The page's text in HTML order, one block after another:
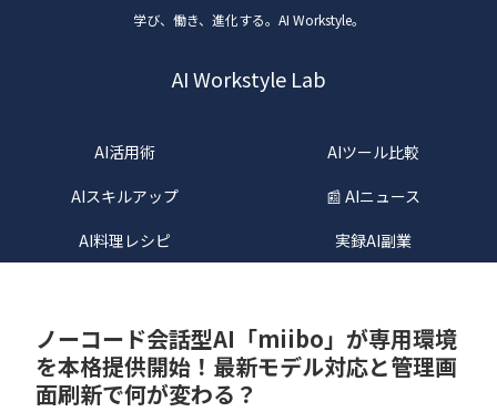
学び、働き、進化する。AI Workstyle。
AI Workstyle Lab
AI活用術
AIツール比較
AIスキルアップ
📰 AIニュース
AI料理レシピ
実録AI副業
ノーコード会話型AI「miibo」が専用環境
を本格提供開始！最新モデル対応と管理画
面刷新で何が変わる？